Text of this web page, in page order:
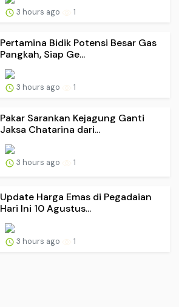
3 hours ago 1
Pertamina Bidik Potensi Besar Gas
Pangkah, Siap Ge...
3 hours ago 1
Pakar Sarankan Kejagung Ganti
Jaksa Chatarina dari...
3 hours ago 1
Update Harga Emas di Pegadaian
Hari Ini 10 Agustus...
3 hours ago 1